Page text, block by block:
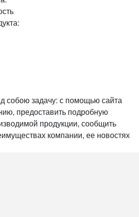
собою задачу: с помощью сайта
предоставить подробную
продукции, сообщить
компании, ее новостях